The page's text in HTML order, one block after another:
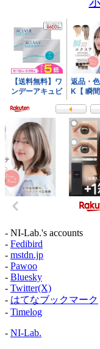
- NI-Lab.'s accounts
- Fedibird
- mstdn.jp
- Pawoo
- Bluesky
- Twitter(X)
- はてなブックマーク
- Timelog
- NI-Lab.